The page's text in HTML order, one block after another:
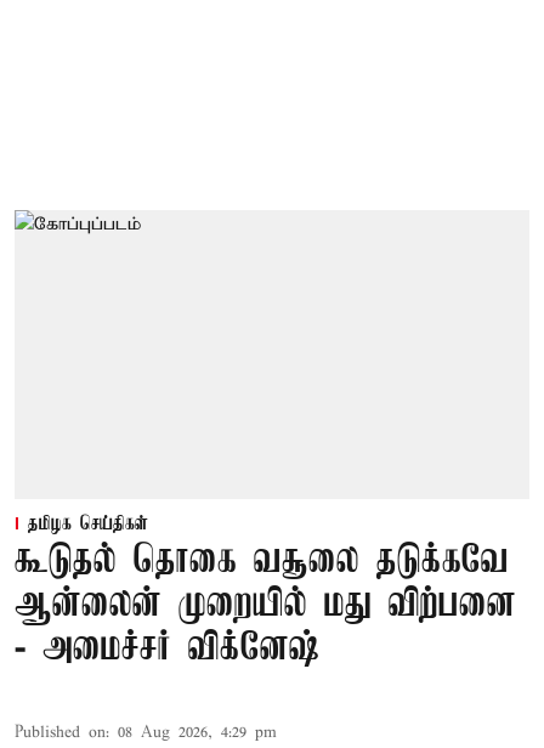
தமிழக செய்திகள்
கூடுதல் தொகை வசூலை தடுக்கவே
ஆன்லைன் முறையில் மது விற்பனை
- அமைச்சர் விக்னேஷ்
Published on: 08 Aug 2026, 4:29 pm